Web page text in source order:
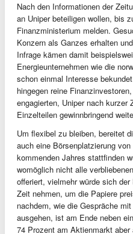
Nach den Informationen der
an Uniper beteiligen wollen, bis
Finanzministerium melden.
Konzern als Ganzes erhalten
Infrage kämen damit
Energieunternehmen wie die
schon einmal Interesse
hingegen reine
engagierten, Uniper nach kurzer
Einzelteilen gewinnbringend
Um flexibel zu bleiben, bereitet
auch eine Börsenplatzierung
kommenden Jahres stattfinden
womöglich nicht alle
offeriert, vielmehr würde sich
Zeit nehmen, um die Papiere
nachdem, wie die Gespräche
ausgehen, ist am Ende neben
74 Prozent am Aktienmarkt